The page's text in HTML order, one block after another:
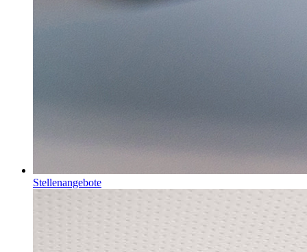
Stellenangebote